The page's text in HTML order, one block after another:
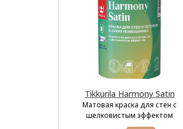
Tikkurila Harmony Satin
Матовая краска для стен с
шелковистым эффектом